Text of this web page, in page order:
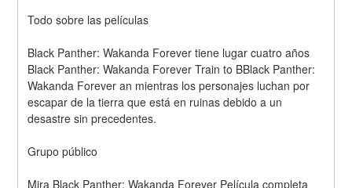
Todo sobre las películas
Black Panther: Wakanda Forever tiene lugar cuatro años
Black Panther: Wakanda Forever Train to BBlack Panther:
Wakanda Forever an mientras los personajes luchan por
escapar de la tierra que está en ruinas debido a un
desastre sin precedentes.
Grupo público
Mira Black Panther: Wakanda Forever Película completa